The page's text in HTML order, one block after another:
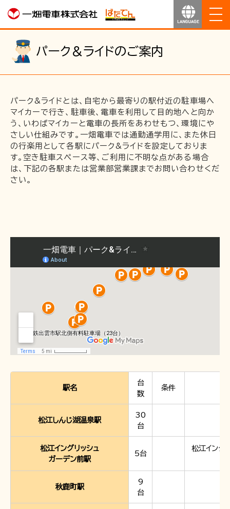
ホーム
運行のご案内
運賃のご案内
お得なきっぷ
採用情報
一畑電車の社会的責任について
一畑電車活性化協議会
一畑電車国民保護業務計画（PDF）
SDGsの取り組み
広告掲出
〒691-0001 島根県出雲市平田町2226
パーク＆ライドのご案内
パーク&ライドとは、自宅から最寄りの駅付近の駐車場へ
マイカーで行き、駐車後、電車を利用して目的地へと向か
う、いわばマイカーと電車の長所をあわせもつ、環境にや
さしい仕組みです。一畑電車では通勤通学用に、また休日
の行楽用として各駅にパーク&ライドを設定しておりま
す。空き駐車スペース等、ご利用に不明な点がある場合
は、下記の各駅または営業部営業課までお問い合わせくだ
さい。
駅名
台
数
条件
松江しんじ湖温泉駅
30
台
松江イングリッシュ
ガーデン前駅
5台
松江イング
秋鹿町駅
9
台